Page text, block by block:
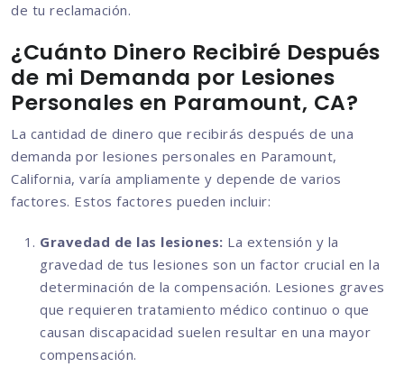
de tu reclamación.
¿Cuánto Dinero Recibiré Después
de mi Demanda por Lesiones
Personales en Paramount, CA?
La cantidad de dinero que recibirás después de una
demanda por lesiones personales en Paramount,
California, varía ampliamente y depende de varios
factores. Estos factores pueden incluir:
Gravedad de las lesiones: La extensión y la
gravedad de tus lesiones son un factor crucial en la
determinación de la compensación. Lesiones graves
que requieren tratamiento médico continuo o que
causan discapacidad suelen resultar en una mayor
compensación.